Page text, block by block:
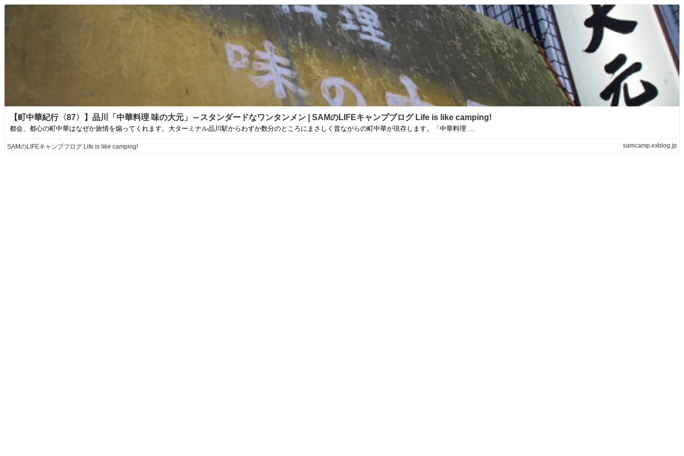
【町中華紀行〈87〉】品川「中華料理 味の大元」～スタンダードなワンタンメン | SAMのLIFEキャンプブログ Life is like camping!
都会、都心の町中華はなぜか旅情を煽ってくれます。大ターミナル品川駅からわずか数分のところにまさしく昔ながらの町中華が現存します。「中華料理 ...
SAMのLIFEキャンプブログ Life is like camping! samcamp.exblog.jp